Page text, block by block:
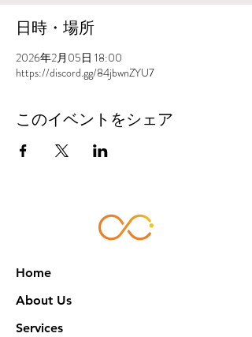
日時・場所
2026年2月05日 18:00
https://discord.gg/84jbwnZYU7
このイベントをシェア
Home
About Us
Services